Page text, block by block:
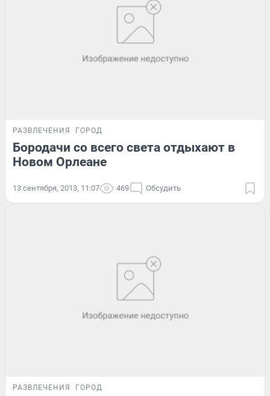
РАЗВЛЕЧЕНИЯ ГОРОД
Бородачи со всего света отдыхают в
Новом Орлеане
13 сентября, 2013, 11:07 469 Обсудить
РАЗВЛЕЧЕНИЯ ГОРОД